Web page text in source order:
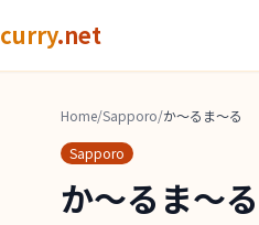
curry.net
Home/Sapporo/か～るま～る
Sapporo
か～るま～る